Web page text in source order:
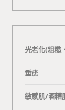
光老化(粗糙
垂疣
敏感肌/酒糟